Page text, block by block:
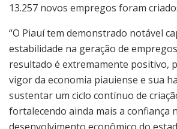
13.257 novos empregos foram
“O Piauí tem demonstrado notável
estabilidade na geração de
resultado é extremamente positivo,
vigor da economia piauiense e sua
sustentar um ciclo contínuo de
fortalecendo ainda mais a confiança